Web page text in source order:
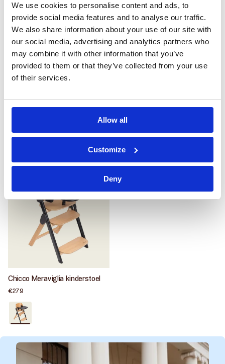
We use cookies to personalise content and ads, to
provide social media features and to analyse our traffic.
We also share information about your use of our site with
our social media, advertising and analytics partners who
may combine it with other information that you’ve
provided to them or that they’ve collected from your use
of their services.
Allow all
Customize
Deny
Doona i achterwiel
goed
Black
Doona essentials
verzorgingstas
€79,95
Goed
/
Chicco Meraviglia kinderstoel
Normale
€279
Zeer
goed